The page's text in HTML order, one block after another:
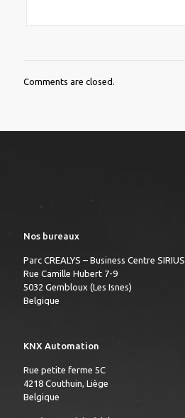
Comments are closed.
Nos bureaux
Parc CREALYS – Business Centre SIRIUS
Rue Camille Hubert 7-9
5032 Gembloux (Les Isnes)
Belgique
KNX Automation
Rue petite ferme 5C
4218 Couthuin, Liège
Belgique